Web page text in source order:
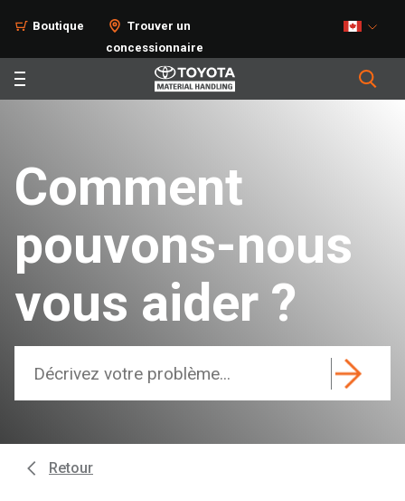
Boutique
Trouver un
concessionnaire
Comment
pouvons-nous
vous aider ?
Retour